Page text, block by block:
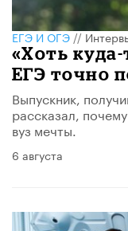
ЕГЭ И ОГЭ//
«Хоть
ЕГЭ точно
Выпускник,
рассказал,
вуз мечты.
6 августа